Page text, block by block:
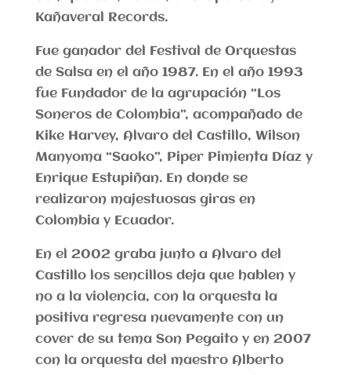
Kañaveral Records.
Fue ganador del Festival de Orquestas
de Salsa en el año 1987. En el año 1993
fue Fundador de la agrupación “Los
Soneros de Colombia”, acompañado de
Kike Harvey, Alvaro del Castillo, Wilson
Manyoma “Saoko”, Piper Pimienta Díaz y
Enrique Estupiñan. En donde se
realizaron majestuosas giras en
Colombia y Ecuador.
En el 2002 graba junto a Alvaro del
Castillo los sencillos deja que hablen y
no a la violencia, con la orquesta la
positiva regresa nuevamente con un
cover de su tema Son Pegaito y en 2007
con la orquesta del maestro Alberto